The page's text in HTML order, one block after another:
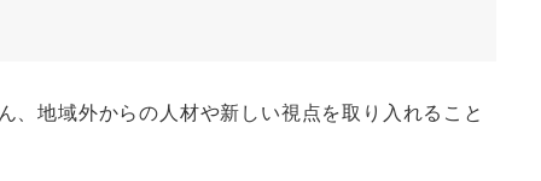
地域外からの人材や新しい視点を取り入れること